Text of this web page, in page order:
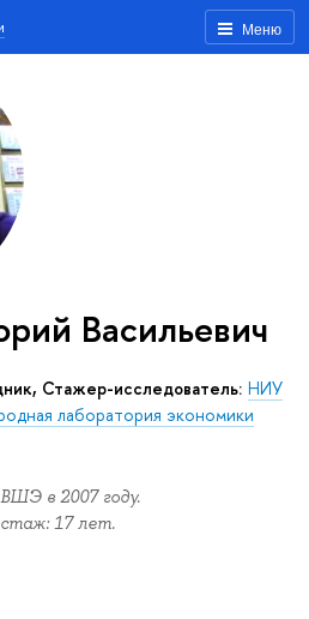
Меню
Васильевич
Стажер-исследователь: НИУ
лаборатория экономики
в 2007 году.
17 лет.